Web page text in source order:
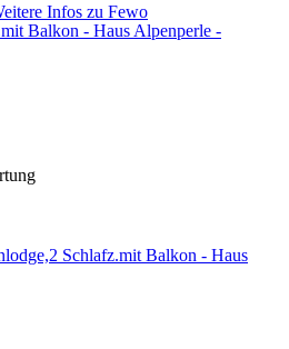
Infos zu Fewo
Balkon - Haus Alpenperle -
Schlafz.mit Balkon - Haus